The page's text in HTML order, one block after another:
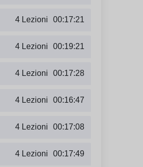
4 Lezioni 00:17:21
4 Lezioni 00:19:21
4 Lezioni 00:17:28
4 Lezioni 00:16:47
4 Lezioni 00:17:08
4 Lezioni 00:17:49